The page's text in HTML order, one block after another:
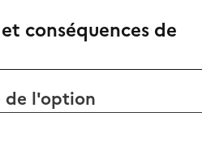
conséquences de
de l'option